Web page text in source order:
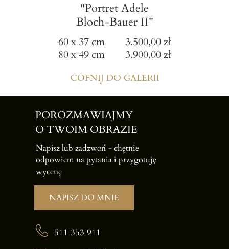
COFNIJ DO GALERII
60 x 37 cm 3.500,00 zł
80 x 49 cm 3.900,00 zł
"Portret Adele
Bloch-Bauer II"
NAPISZ DO MNIE
Napisz lub zadzwoń -chętnie
odpowiem na pytania i przygotuję
wycenę
POROZMAWIAJMY
O TWOIM OBRAZIE
511 353 911